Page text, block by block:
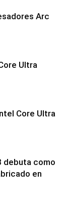
Arc
Ultra
Core Ultra
debuta como
en